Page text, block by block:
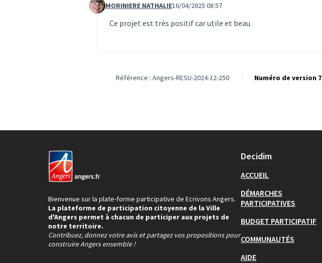
Commentaire 7415
MORINIERE NATHALIE16/04/2025 08:57
Ce projet est très positif car utile et beau.
Référence : Angers-RESU-2024-12-250 Numéro de version 7
Bienvenue sur la plate-forme participative de Ecrivons Angers.
La plateforme de participation citoyenne de la Ville
d'Angers permet à chacun de participer aux projets de
notre territoire.
Contribuez, donnez votre avis et partagez vos propositions pour
construire Angers ensemble !
Decidim
ACCUEIL
DÉMARCHES
PARTICIPATIVES
BUDGET PARTICIPATIF
COMMUNAUTÉS
AIDE